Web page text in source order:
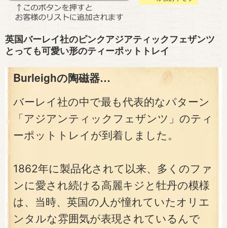
英国バーレイ社のピンクアジアティックフェザンツ
とっても可愛い形のティーポットトレイ
Burleighの陶磁器…
バーレイ社の中で最も代表的なパターン
「アジアンティックフェザンツ」のティ
ーポットトレイが到着しました。
1862年に製品化されて以来、多くのファ
ンに愛され続ける高麗キジと牡丹の模様
は、当時、英国の人が憧れていたオリエ
ンタルな雰囲気が表現されているんで